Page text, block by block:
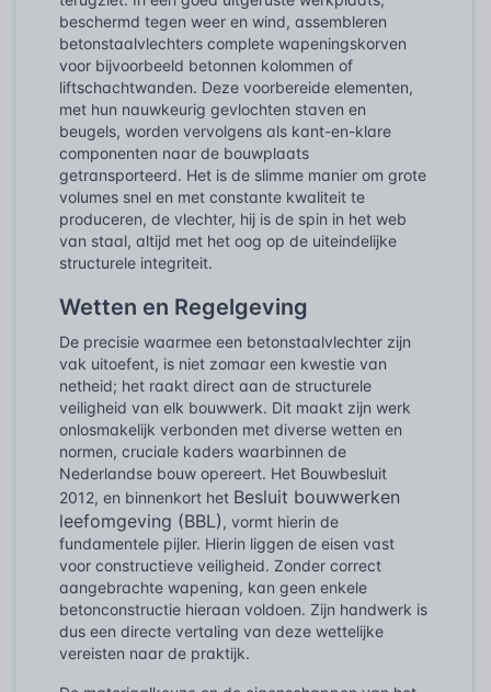
beschermd tegen weer en wind, assembleren
betonstaalvlechters complete wapeningskorven
voor bijvoorbeeld betonnen kolommen of
liftschachtwanden. Deze voorbereide elementen,
met hun nauwkeurig gevlochten staven en
beugels, worden vervolgens als kant-en-klare
componenten naar de bouwplaats
getransporteerd. Het is de slimme manier om grote
volumes snel en met constante kwaliteit te
produceren, de vlechter, hij is de spin in het web
van staal, altijd met het oog op de uiteindelijke
structurele integriteit.
Wetten en Regelgeving
De precisie waarmee een betonstaalvlechter zijn
vak uitoefent, is niet zomaar een kwestie van
netheid; het raakt direct aan de structurele
veiligheid van elk bouwwerk. Dit maakt zijn werk
onlosmakelijk verbonden met diverse wetten en
normen, cruciale kaders waarbinnen de
Nederlandse bouw opereert. Het Bouwbesluit
2012, en binnenkort het Besluit bouwwerken
leefomgeving (BBL), vormt hierin de
fundamentele pijler. Hierin liggen de eisen vast
voor constructieve veiligheid. Zonder correct
aangebrachte wapening, kan geen enkele
betonconstructie hieraan voldoen. Zijn handwerk is
dus een directe vertaling van deze wettelijke
vereisten naar de praktijk.